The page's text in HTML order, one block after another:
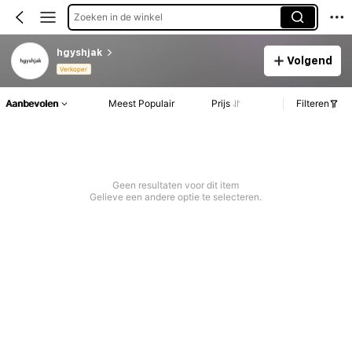
Zoeken in de winkel
hgyshjak
Verkoper
Volgend
Aanbevolen Meest Populair Prijs Filteren
Geen resultaten voor dit item
Gelieve een andere optie te selecteren.